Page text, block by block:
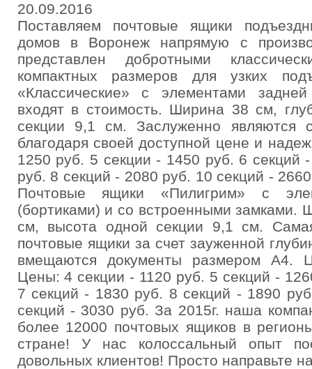
20.09.2016
Поставляем почтовые ящики
домов в Воронеж напрямую с
представлен добротными
компактных размеров для узких
«Классические» с элементами
входят в стоимость. Ширина 38 см,
секции 9,1 см. Заслуженно являются
благодаря своей доступной цене и
1250 руб. 5 секции - 1450 руб. 6 секций
руб. 8 секций - 2080 руб. 10 секций -
Почтовые ящики «Пилигрим» с
(бортиками) и со встроенными замками.
см, высота одной секции 9,1 см.
почтовые ящики за счет зауженной
вмещаются документы размером А4.
Цены: 4 секции - 1120 руб. 5 секций -
7 секций - 1830 руб. 8 секций - 1890
секций - 3030 руб. За 2015г. наша
более 12000 почтовых ящиков в
стране! У нас колоссальный опыт
довольных клиентов! Просто направьте